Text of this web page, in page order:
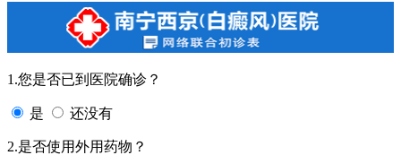
1.您是否已到医院确诊？
是 还没有
2.是否使用外用药物？